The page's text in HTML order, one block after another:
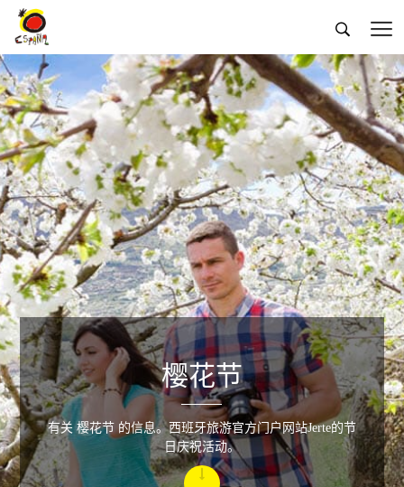
 
樱花节
有关 樱花节 的信息。西班牙旅游官方门户网站Jerte的节
日庆祝活动。